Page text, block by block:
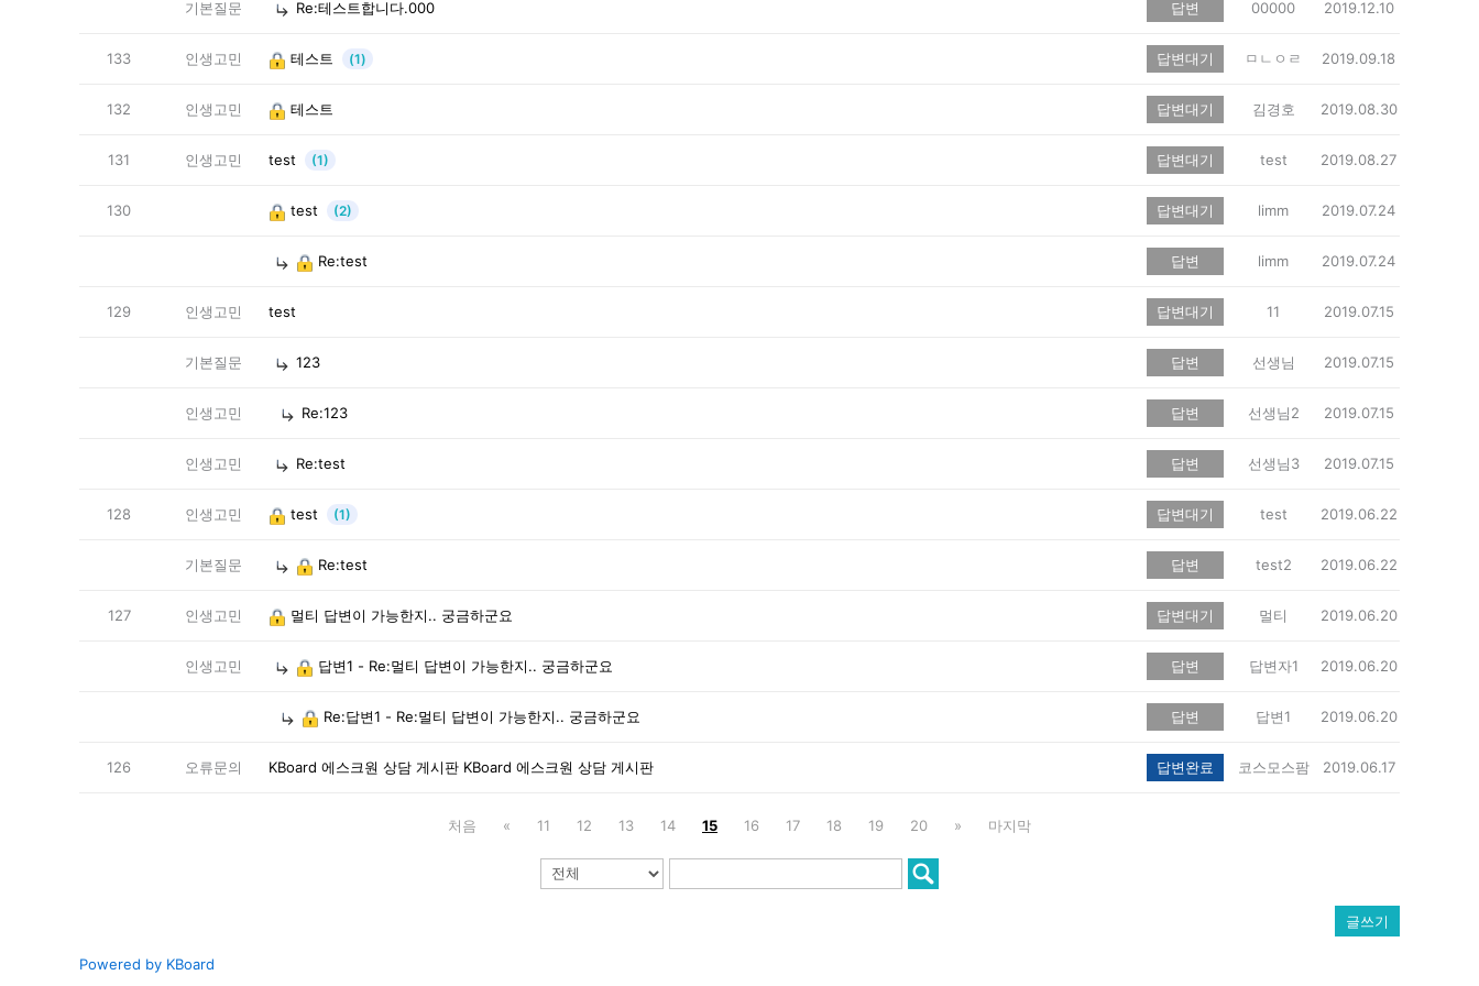
기본질문 Re:테스트합니다.000 답변 00000 2019.12.10
133 인생고민 테스트 (1) 답변대기 ㅁㄴㅇㄹ 2019.09.18
132 인생고민 테스트 답변대기 김경호 2019.08.30
131 인생고민 test (1) 답변대기 test 2019.08.27
130 test (2) 답변대기 limm 2019.07.24
Re:test 답변 limm 2019.07.24
129 인생고민 test 답변대기 11 2019.07.15
기본질문 123 답변 선생님 2019.07.15
인생고민 Re:123 답변 선생님2 2019.07.15
인생고민 Re:test 답변 선생님3 2019.07.15
128 인생고민 test (1) 답변대기 test 2019.06.22
기본질문 Re:test 답변 test2 2019.06.22
127 인생고민 멀티 답변이 가능한지.. 궁금하군요 답변대기 멀티 2019.06.20
인생고민 답변1 - Re:멀티 답변이 가능한지.. 궁금하군요 답변 답변자1 2019.06.20
Re:답변1 - Re:멀티 답변이 가능한지.. 궁금하군요 답변 답변1 2019.06.20
126 오류문의 KBoard 에스크원 상담 게시판 KBoard 에스크원 상담 게시판 답변완료 코스모스팜 2019.06.17
처음 « 11 12 13 14 15 16 17 18 19 20 » 마지막
글쓰기
Powered by KBoard